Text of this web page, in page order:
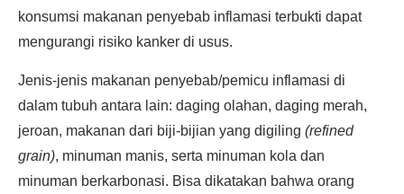
konsumsi makanan penyebab inflamasi terbukti dapat
mengurangi risiko kanker di usus.
Jenis-jenis makanan penyebab/pemicu inflamasi di
dalam tubuh antara lain: daging olahan, daging merah,
jeroan, makanan dari biji-bijian yang digiling (refined
grain), minuman manis, serta minuman kola dan
minuman berkarbonasi. Bisa dikatakan bahwa orang